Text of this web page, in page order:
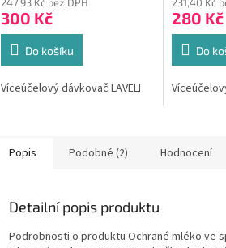
produktu
je
5,0
5
hvězdiček.
300 Kč
Do košíku
Víceúčelový dávkovač LAVELI
produktu
je
5,0
5
hvězdiček.
280 Kč
Do
Popis Podobné (2) Hodnocení
Detailní popis produktu
Podrobnosti o produktu Ochrané mléko ve